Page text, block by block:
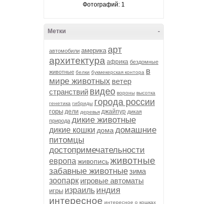
Фотографий: 1
-
Метки
автомобили америка арт
архитектура африка бездомные
животные белки букмекерская контора в
мире животных ветер
странствий видео вороны высотка
генетика гибриды города россии
горы дели деревья джайпур дикая
природа дикие животные
дикие кошки дома домашние
питомцы
достопримечательности
европа живописьживотные
забавные животныезима
зоопарк игровые автоматы
игры израиль индия
интересное интересное о кошках